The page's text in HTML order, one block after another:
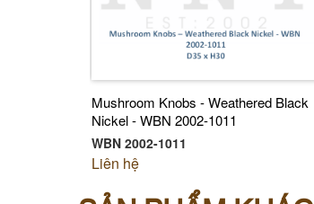
Mushroom Knobs - Weathered Black
Nickel - WBN 2002-1011
WBN 2002-1011
Liên hệ